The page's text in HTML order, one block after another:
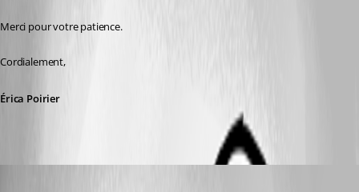
Merci pour votre patience.
Cordialement,
Érica Poirier